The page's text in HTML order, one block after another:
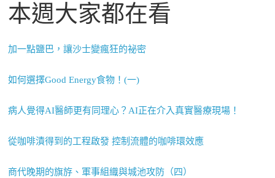
本週大家都在看
加一點鹽巴，讓沙士變瘋狂的祕密
如何選擇Good Energy食物！(一)
病人覺得AI醫師更有同理心？AI正在介入真實醫療現場！
從咖啡漬得到的工程啟發 控制流體的咖啡環效應
商代晚期的旗斿、軍事組織與城池攻防（四）